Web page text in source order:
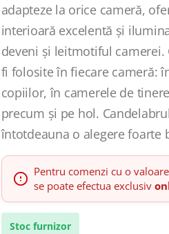
adapteze la orice cameră,
interioară excelentă și
deveni și leitmotiful camerei.
fi folosite în fiecare cameră:
copiilor, în camerele de
precum și pe hol.
întotdeauna o alegere foarte
Pentru comenzi cu o
se poate efectua exclusiv
Stoc furnizor